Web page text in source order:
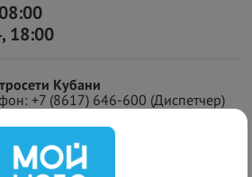
18:00
Кубани
+7 (8617) 646-600 (Диспетчер)
Выполнено